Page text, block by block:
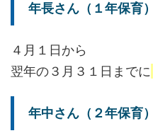
年長さん（１年保育）
４月１日から
翌年の３月３１日までに
年中さん（２年保育）